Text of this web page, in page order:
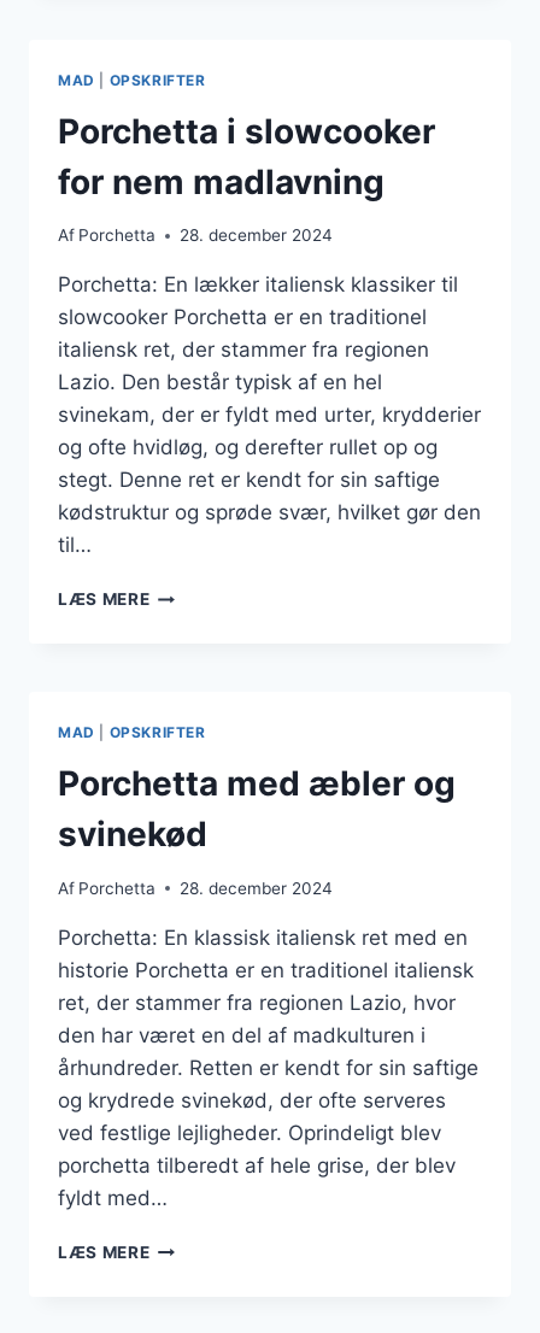
MAD OPSKRIFTER
Porchetta i slowcooker
for nem madlavning
Af Porchetta 28. december 2024
Porchetta: En lækker italiensk klassiker til
slowcooker Porchetta er en traditionel
italiensk ret, der stammer fra regionen
Lazio. Den består typisk af en hel
svinekam, der er fyldt med urter, krydderier
og ofte hvidløg, og derefter rullet op og
stegt. Denne ret er kendt for sin saftige
kødstruktur og sprøde svær, hvilket gør den
til…
LÆS MEREPORCHETTA
MAD OPSKRIFTER
Porchetta med æbler og
svinekød
Af Porchetta 28. december 2024
Porchetta: En klassisk italiensk ret med en
historie Porchetta er en traditionel italiensk
ret, der stammer fra regionen Lazio, hvor
den har været en del af madkulturen i
århundreder. Retten er kendt for sin saftige
og krydrede svinekød, der ofte serveres
ved festlige lejligheder. Oprindeligt blev
porchetta tilberedt af hele grise, der blev
fyldt med…
LÆS MEREPORCHETTA